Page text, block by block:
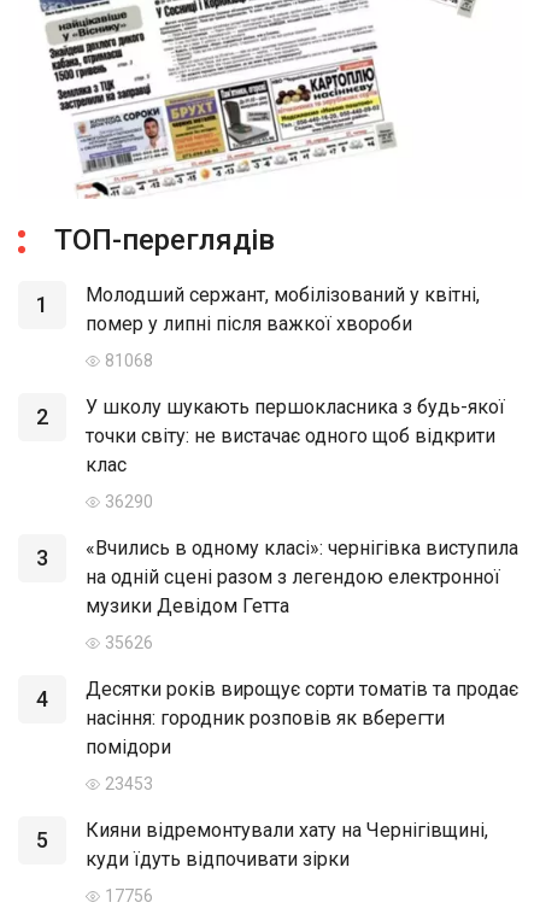
ТОП-переглядів
1
Молодший сержант, мобілізований у квітні,
помер у липні після важкої хвороби
81068
2
У школу шукають першокласника з будь-якої
точки світу: не вистачає одного щоб відкрити
клас
36290
3
«Вчились в одному класі»: чернігівка виступила
на одній сцені разом з легендою електронної
музики Девідом Гетта
35626
4
Десятки років вирощує сорти томатів та продає
насіння: городник розповів як вберегти
помідори
23453
5
Кияни відремонтували хату на Чернігівщині,
куди їдуть відпочивати зірки
17756